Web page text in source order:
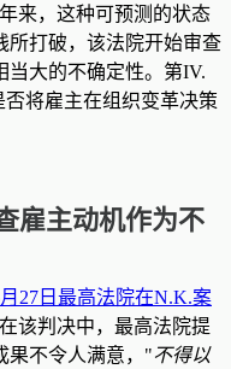
来，这种可预测的状态
所打破，该法院开始审查
当大的不确定性。第IV.
否将雇主在组织变革决策
雇主动机作为不
27日最高法院在N.K.案
该判决中，最高法院提
果不令人满意，"不得以